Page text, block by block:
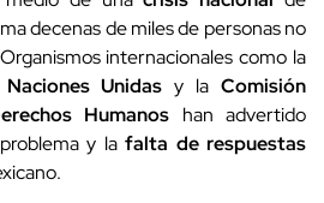
decenas de miles de personas no
internacionales como la
Unidas y laComisión
Humanos han advertido
y lafalta de respuestas